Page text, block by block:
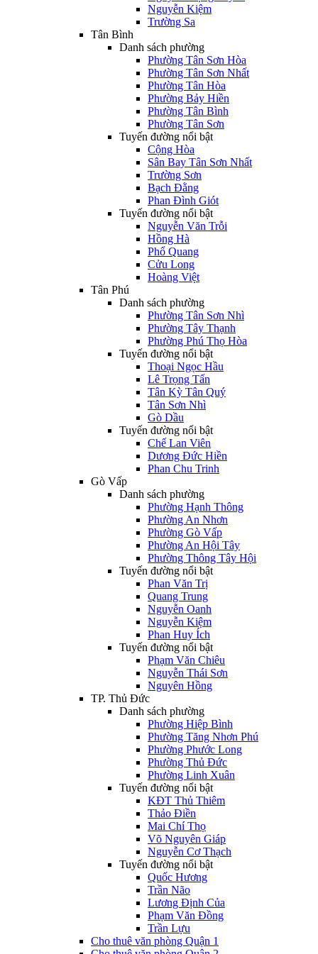
Nguyễn Kiệm
Trường Sa
Tân Bình
Danh sách phường
Phường Tân Sơn Hòa
Phường Tân Sơn Nhất
Phường Tân Hòa
Phường Bảy Hiền
Phường Tân Bình
Phường Tân Sơn
Tuyến đường nổi bật
Cộng Hòa
Sân Bay Tân Sơn Nhất
Trường Sơn
Bạch Đằng
Phan Đình Giót
Tuyến đường nổi bật
Nguyễn Văn Trỗi
Hồng Hà
Phổ Quang
Cửu Long
Hoàng Việt
Tân Phú
Danh sách phường
Phường Tân Sơn Nhì
Phường Tây Thạnh
Phường Phú Thọ Hòa
Tuyến đường nổi bật
Thoại Ngọc Hầu
Lê Trọng Tấn
Tân Kỳ Tân Quý
Tân Sơn Nhì
Gò Dầu
Tuyến đường nổi bật
Chế Lan Viên
Dương Đức Hiền
Phan Chu Trinh
Gò Vấp
Danh sách phường
Phường Hạnh Thông
Phường An Nhơn
Phường Gò Vấp
Phường An Hội Tây
Phường Thông Tây Hội
Tuyến đường nổi bật
Phan Văn Trị
Quang Trung
Nguyễn Oanh
Nguyễn Kiệm
Phan Huy Ích
Tuyến đường nổi bật
Phạm Văn Chiêu
Nguyễn Thái Sơn
Nguyên Hồng
TP. Thủ Đức
Danh sách phường
Phường Hiệp Bình
Phường Tăng Nhơn Phú
Phường Phước Long
Phường Thủ Đức
Phường Linh Xuân
Tuyến đường nổi bật
KĐT Thủ Thiêm
Thảo Điền
Mai Chí Thọ
Võ Nguyên Giáp
Nguyễn Cơ Thạch
Tuyến đường nổi bật
Quốc Hương
Trần Não
Lương Định Của
Phạm Văn Đồng
Trần Lựu
Cho thuê văn phòng Quận 1